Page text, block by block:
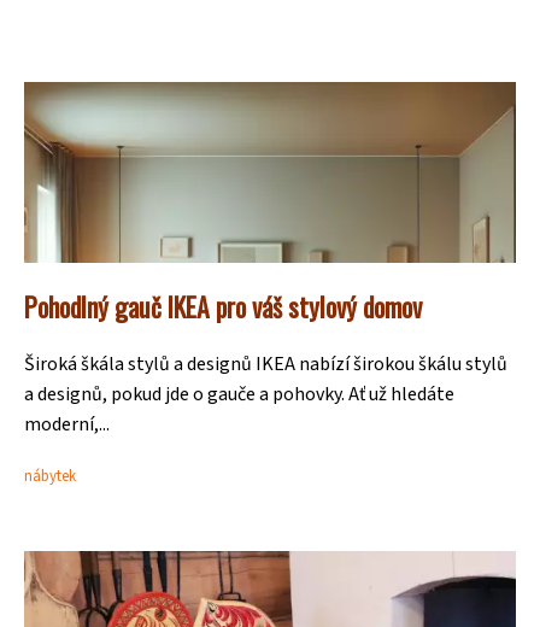
Pohodlný gauč IKEA pro váš stylový domov
Široká škála stylů a designů IKEA nabízí širokou škálu stylů
a designů, pokud jde o gauče a pohovky. Ať už hledáte
moderní,...
nábytek